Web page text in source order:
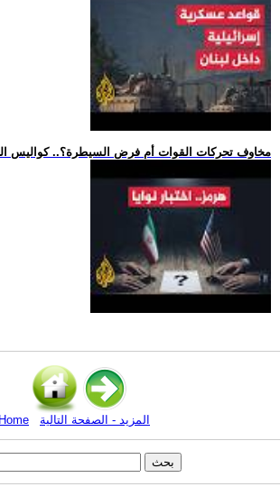
.. مخاوف تحركات القوات أم فرض السيطرة؟.. كواليس
Home المزيد - الصفحة التالية